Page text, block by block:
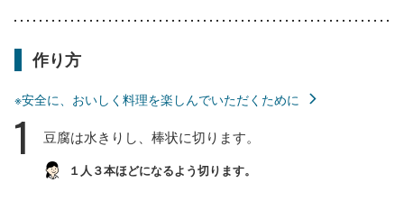
作り方
※安全に、おいしく料理を楽しんでいただくために
1 豆腐は水きりし、棒状に切ります。
１人３本ほどになるよう切ります。